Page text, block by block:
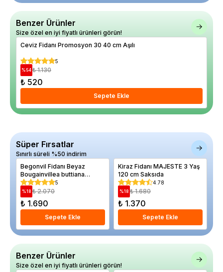
Benzer Ürünler
Size özel en iyi fiyatlı ürünleri görün!
Ceviz Fidanı Promosyon 30 40 cm Aşılı
5
% 54 ₺ 1.130
₺ 520
Sepete Ekle
Süper Fırsatlar
Sınırlı süreli %50 indirim
Begonvil Fidanı Beyaz
Bougainvillea buttiana
Jamaica White 100 120 cm
Saksıda
5
%18 ₺ 2.070
₺ 1.690
Sepete Ekle
Kiraz Fidanı MAJESTE 3 Yaş
120 cm Saksıda
4.78
%18 ₺ 1.680
₺ 1.370
Sepete Ekle
Benzer Ürünler
Size özel en iyi fiyatlı ürünleri görün!